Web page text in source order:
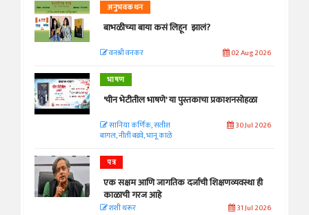
अनुभवकथन
बाभळीच्या बाया कसं लिहून झालं?
वनश्री वनकर 02 Aug 2026
भाषण
'चीन भेटीतील भाषणे' या पुस्तकाचा प्रकाशनसोहळा
सानिया कर्णिक, सतीश
बागल, नीती बडवे, भानू काळे
30 Jul 2026
पत्र
एक सक्षम आणि जागतिक दर्जाची शिक्षणव्यवस्था ही
काळाची गरज आहे
शशी थरूर 31 Jul 2026